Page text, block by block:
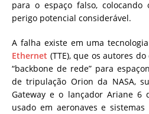
para o espaço falso,
perigo potencial considerável.
A falha existe em uma
Ethernet (TTE), que os autores
“backbone de rede” para
de tripulação Orion da NASA,
Gateway e o lançador Ariane 6
usado em aeronaves e